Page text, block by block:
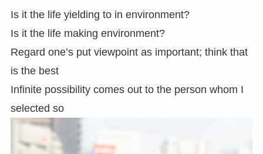
Is it the life yielding to in environment?
Is it the life making environment?
Regard one’s put viewpoint as important; think that
is the best
Infinite possibility comes out to the person whom I
selected so